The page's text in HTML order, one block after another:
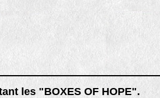
les "BOXES OF HOPE".